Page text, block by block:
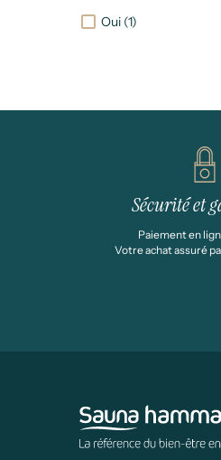
Oui (1)
Sécurité et
Paiement en
Votre achat assuré